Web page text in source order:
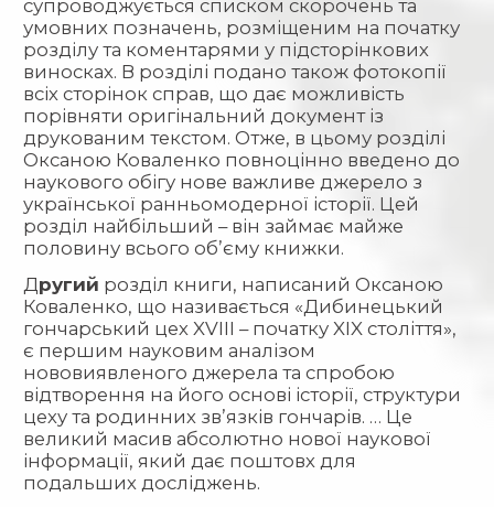
супроводжується списком скорочень та
умовних позначень, розміщеним на початку
розділу та коментарями у підсторінкових
виносках. В розділі подано також фотокопії
всіх сторінок справ, що дає можливість
порівняти оригінальний документ із
друкованим текстом. Отже, в цьому розділі
Оксаною Коваленко повноцінно введено до
наукового обігу нове важливе джерело з
української ранньомодерної історії. Цей
розділ найбільший – він займає майже
половину всього об’єму книжки.
Другий розділ книги, написаний Оксаною
Коваленко, що називається «Дибинецький
гончарський цех XVIII – початку XIX століття»,
є першим науковим аналізом
нововиявленого джерела та спробою
відтворення на його основі історії, структури
цеху та родинних зв’язків гончарів. … Це
великий масив абсолютно нової наукової
інформації, який дає поштовх для
подальших досліджень.